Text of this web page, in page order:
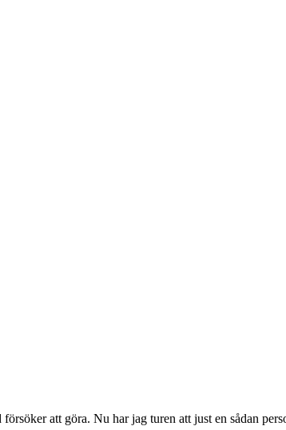
att göra. Nu har jag turen att just en sådan